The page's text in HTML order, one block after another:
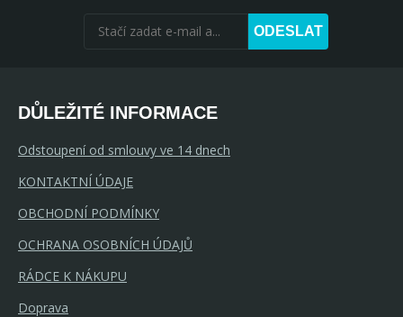
ODESLAT
DŮLEŽITÉ INFORMACE
Odstoupení od smlouvy ve 14 dnech
KONTAKTNÍ ÚDAJE
OBCHODNÍ PODMÍNKY
OCHRANA OSOBNÍCH ÚDAJŮ
RÁDCE K NÁKUPU
Doprava